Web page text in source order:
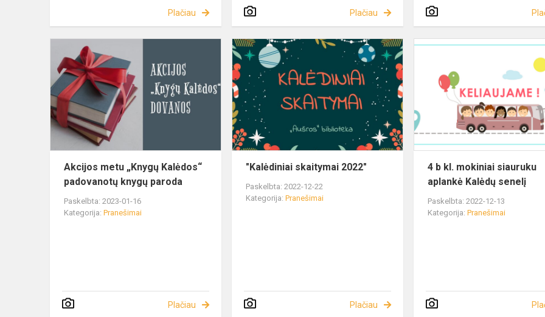
Plačiau Plačiau
Akcijos metu „Knygų Kalėdos“
padovanotų knygų paroda
Paskelbta: 2023-01-16
Kategorija: Pranešimai
Plačiau
"Kalėdiniai skaitymai 2022"
Paskelbta: 2022-12-22
Kategorija:Pranešimai
Plačiau
4 b kl. mokiniai siauruku
aplankė Kalėdų senelį
Paskelbta: 2022-12-13
Kategorija:Pranešimai